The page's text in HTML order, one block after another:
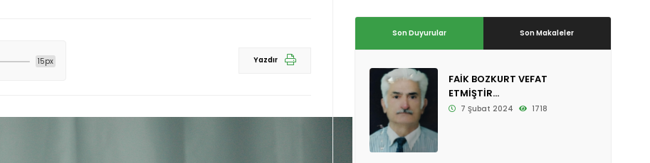
15px Yazdır
Son Duyurular Son Makaleler
FAİK BOZKURT VEFAT
ETMİŞTİR...
7 Şubat 2024 1718